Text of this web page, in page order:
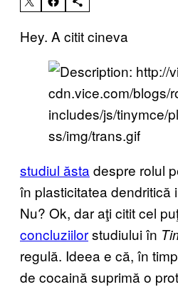
Hey. A citit cineva
studiul ăsta despre rolul
în plasticitatea dendritică
Nu? Ok, dar aţi citit cel
concluziilorstudiului în
regulă. Ideea e că, în
de cocaină suprimă o